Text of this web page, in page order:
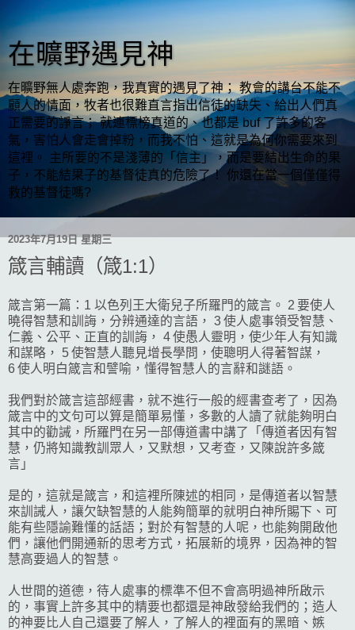
在曠野遇見神
在曠野無人處奔跑，我真實的遇見了神； 教會的講台不能不
顧人的情面，牧者也很難直言指出信徒的缺失、給出人們真
正需要的諍言； 就連標榜真道的、也都是 buf 了許多的客
氣，害怕人會走會掉粉，而我不怕、這就是為何你需要來到
這裡。 主所要的不是淺薄的「信主」，而是要結出生命的果
子，不能結果子的基督徒真的危險了！ 你還在當一個僅僅得
救的基督徒嗎?
2023年7月19日 星期三
箴言輔讀（箴1:1）
箴言第一篇：1 以色列王大衛兒子所羅門的箴言。 2 要使人
曉得智慧和訓誨，分辨通達的言語， 3 使人處事領受智慧、
仁義、公平、正直的訓誨， 4 使愚人靈明，使少年人有知識
和謀略， 5 使智慧人聽見增長學問，使聰明人得著智謀，
6 使人明白箴言和譬喻，懂得智慧人的言辭和謎語。
我們對於箴言這部經書，就不進行一般的經書查考了，因為
箴言中的文句可以算是簡單易懂，多數的人讀了就能夠明白
其中的勸誡，所羅門在另一部傳道書中講了「傳道者因有智
慧，仍將知識教訓眾人，又默想，又考查，又陳說許多箴
言」
是的，這就是箴言，和這裡所陳述的相同，是傳道者以智慧
來訓誡人，讓欠缺智慧的人能夠簡單的就明白神所賜下、可
能有些隱諭難懂的話語；對於有智慧的人呢，也能夠開啟他
們，讓他們開通新的思考方式，拓展新的境界，因為神的智
慧高要過人的智慧。
人世間的道德，待人處事的標準不但不會高明過神所啟示
的，事實上許多其中的精要也都還是神啟發給我們的；造人
的神要比人自己還要了解人，了解人的裡面有的黑暗、嫉